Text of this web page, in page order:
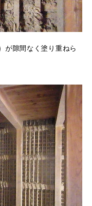
が隙間なく塗り重ねら